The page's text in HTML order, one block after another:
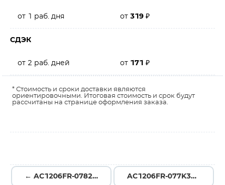
от 1 раб. дня от 319 ₽
СДЭК
от 2 раб. дней от 171 ₽
* Стоимость и сроки доставки являются
ориентировочными. Итоговая стоимость и срок будут
рассчитаны на странице оформления заказа.
← AC1206FR-07825RL AC1206FR-077K32L →